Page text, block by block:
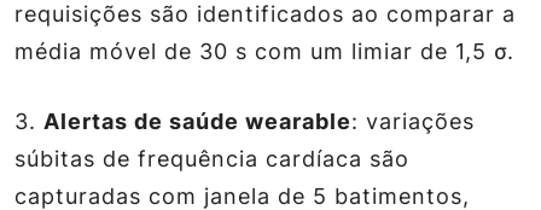
requisições são identificados ao comparar a
média móvel de 30 s com um limiar de 1,5 σ.
3. Alertas de saúde wearable: variações
súbitas de frequência cardíaca são
capturadas com janela de 5 batimentos,